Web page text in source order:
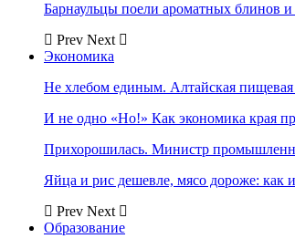
Барнаульцы поели ароматных блинов
Prev Next
Экономика
Не хлебом единым. Алтайская
И не одно «Но!» Как экономика края
Прихорошилась. Министр
Яйца и рис дешевле, мясо дороже: как
Prev Next
Образование